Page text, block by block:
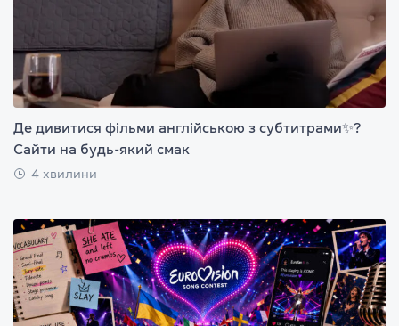
Де дивитися фільми англійською з субтитрами✨?
Сайти на будь-який смак
4 хвилини